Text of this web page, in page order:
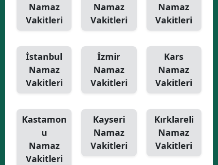
Namaz
Vakitleri
Namaz
Vakitleri
Namaz
Vakitleri
İstanbul
Namaz
Vakitleri
İzmir
Namaz
Vakitleri
Kars
Namaz
Vakitleri
Kastamon
u
Namaz
Vakitleri
Kayseri
Namaz
Vakitleri
Kırklareli
Namaz
Vakitleri